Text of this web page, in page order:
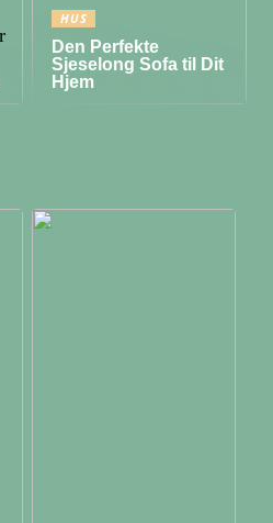
HUS
Den Perfekte
Sjeselong Sofa til Dit
Hjem